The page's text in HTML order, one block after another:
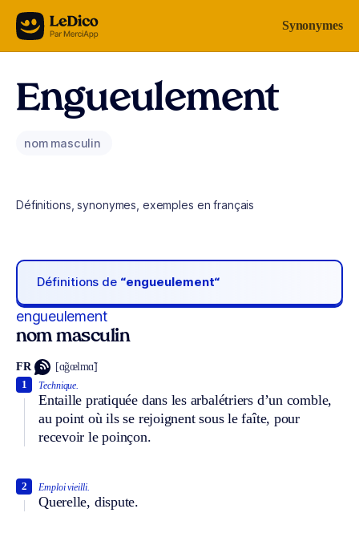
Aller au contenu Synonymes
Engueulement
nom masculin
Définitions, synonymes, exemples en français
Définitions de “engueulement“
engueulement
nom masculin
FR [ɑ̃gœlmɑ̃]
Technique.
Entaille pratiquée dans les arbalétriers d’un comble,
au point où ils se rejoignent sous le faîte, pour
recevoir le poinçon.
1
Emploi vieilli.
Querelle, dispute.
2